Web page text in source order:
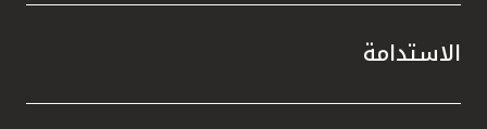
الاستدامة